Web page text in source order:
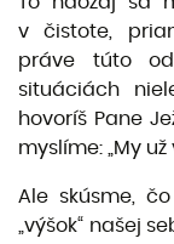
v čistote,
práve túto
situáciách
hovoríš Pane
myslíme: „My
Ale skúsme,
„výšok“ našej